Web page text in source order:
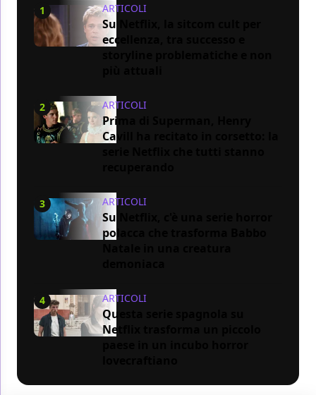
1 ARTICOLI
Su Netflix, la sitcom cult per
eccellenza, tra successo e
2 ARTICOLI
Prima di Superman, Henry
Cavill ha recitato in corsetto: la
3 ARTICOLI
Su Netflix, c'è una serie horror
polacca che trasforma Babbo
4 ARTICOLI
Questa serie spagnola su
Netflix trasforma un piccolo